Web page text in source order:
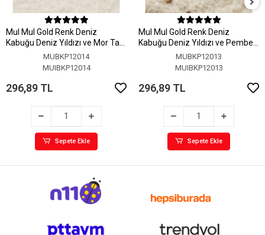
MuI MuI Gold Renk Deniz
Kabuğu Deniz Yıldızı ve Mor Taş
Detaylı KüpeMUBKP12014
MUIBKP12014
296,89 TL
Sepete Ekle
MuI MuI Gold Renk Deniz
Kabuğu Deniz Yıldızı ve Pembe
Taş Detaylı Küpe
MUBKP12013
MUIBKP12013
296,89 TL
Sepete Ekle